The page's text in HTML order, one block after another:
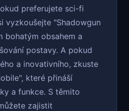
preferujete sci-fi
vyzkoušejte "Shadowgun
bohatým obsahem a
postavy. A pokud
a inovativního, zkuste
které přináší
a funkce. S těmito
zajistit